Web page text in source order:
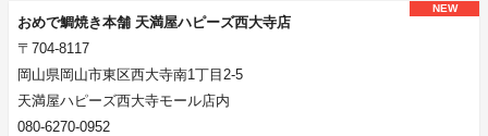
NEW
おめで鯛焼き本舗 天満屋ハピーズ西大寺店
〒704-8117
岡山県岡山市東区西大寺南1丁目2-5
天満屋ハピーズ西大寺モール店内
080-6270-0952